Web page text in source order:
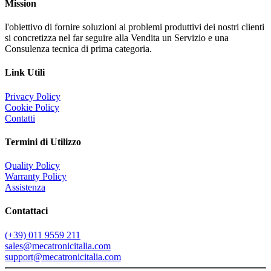
Mission
l'obiettivo di fornire soluzioni ai problemi produttivi dei nostri clienti
si concretizza nel far seguire alla Vendita un Servizio e una
Consulenza tecnica di prima categoria.
Link Utili
Privacy Policy
Cookie Policy
Contatti
Termini di Utilizzo
Quality Policy
Warranty Policy
Assistenza
Contattaci
(+39) 011 9559 211
sales@mecatronicitalia.com
support@mecatronicitalia.com